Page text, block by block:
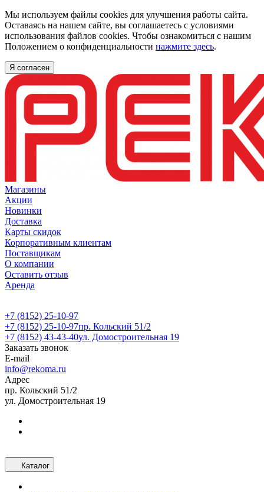
Мы используем файлы cookies для улучшения работы сайта.
Оставаясь на нашем сайте, вы соглашаетесь с условиями
использования файлов cookies. Чтобы ознакомиться с нашим
Положением о конфиденциальности нажмите здесь.
Я согласен
Магазины
Акции
Новинки
Доставка
Карты скидок
Корпоративным клиентам
Поставщикам
О компании
Оставить отзыв
Аренда
+7 (8152) 25-10-97
+7 (8152) 25-10-97пр. Кольский 51/2
+7 (8152) 43-43-40ул. Домостроительная 19
Заказать звонок
E-mail
info@rekoma.ru
Адрес
пр. Кольский 51/2
ул. Домостроительная 19
Каталог